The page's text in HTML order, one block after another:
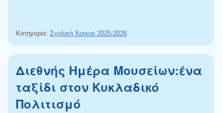
Κατηγορία: Σχολική Χρονιά 2025-2026
Διεθνής Ημέρα Μουσείων:ένα
ταξίδι στον Κυκλαδικό
Πολιτισμό